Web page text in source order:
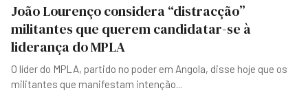
João Lourenço considera “distracção”
militantes que querem candidatar-se à
liderança do MPLA
O líder do MPLA, partido no poder em Angola, disse hoje que os
militantes que manifestam intenção...